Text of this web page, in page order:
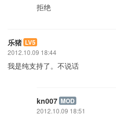
拒绝
乐猪 LV5
2012.10.09 18:44
我是纯支持了。不说话
kn007 MOD
2012.10.09 18:51